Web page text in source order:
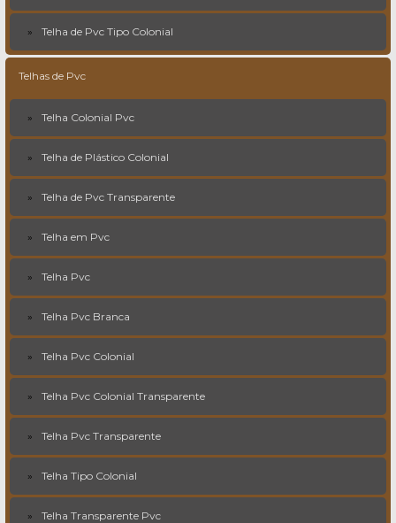
Telha de Pvc Tipo Colonial
Telhas de Pvc
Telha Colonial Pvc
Telha de Plástico Colonial
Telha de Pvc Transparente
Telha em Pvc
Telha Pvc
Telha Pvc Branca
Telha Pvc Colonial
Telha Pvc Colonial Transparente
Telha Pvc Transparente
Telha Tipo Colonial
Telha Transparente Pvc